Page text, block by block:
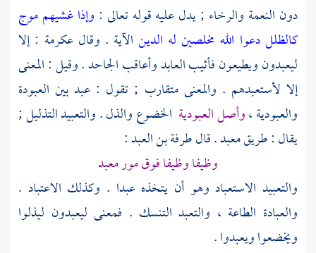
دون النعمة والرخاء ; يدل عليه قوله تعالى : وإذا غشيهم موج
كالظلل دعوا الله مخلصين له الدين الآية . وقالعكرمة : إلا
ليعبدون ويطيعون فأثيب العابد وأعاقب الجاحد . وقيل : المعنى
إلا لأستعبدهم . والمعنى متقارب ; تقول : عبد بين العبودة
والعبودية ،وأصل العبودية الخضوع والذل . والتعبيد التذليل ;
يقال : طريق معبد . قالطرفة بن العبد:
وظيفا وظيفا فوق مور معبد
والتعبيد الاستعباد وهو أن يتخذه عبدا . وكذلك الاعتباد .
والعبادة الطاعة ، والتعبد التنسك . فمعنى ليعبدون ليذلوا
ويخضعوا ويعبدوا .